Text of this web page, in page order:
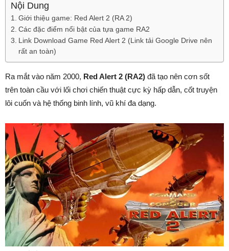
Nội Dung
Giới thiệu game: Red Alert 2 (RA 2)
Các đặc điểm nổi bật của tựa game RA2
Link Download Game Red Alert 2 (Link tải Google Drive nên
rất an toàn)
Ra mắt vào năm 2000, Red Alert 2 (RA2) đã tạo nên cơn sốt
trên toàn cầu với lối chơi chiến thuật cực kỳ hấp dẫn, cốt truyện
lôi cuốn và hệ thống binh lính, vũ khí đa dạng.